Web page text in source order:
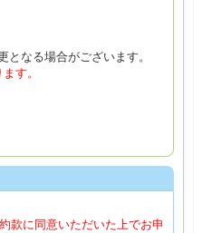
なる場合がございます。
す。
款に同意いただいた上でお申